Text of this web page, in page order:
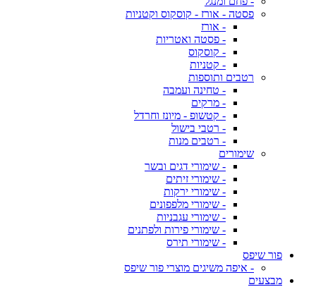
פסטה - אורז - קוסקוס וקטניות
- אורז
- פסטה ואטריות
- קוסקוס
- קטניות
רטבים ותוספות
- טחינה ועמבה
- מרקים
- קטשופ - מיונז וחרדל
- רטבי בישול
- רטבים מנות
שימורים
- שימורי דגים ובשר
- שימורי זיתים
- שימורי ירקות
- שימורי מלפפונים
- שימורי עגבניות
- שימורי פירות ולפתנים
- שימורי תירס
פור שיפס
- איפה משיגים מוצרי פור שיפס
מבצעים